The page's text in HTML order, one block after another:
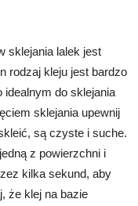
sklejania lalek jest
rodzaj kleju jest bardzo
idealnym do sklejania
sklejania upewnij
są czyste i suche.
z powierzchni i
kilka sekund, aby
że klej na bazie